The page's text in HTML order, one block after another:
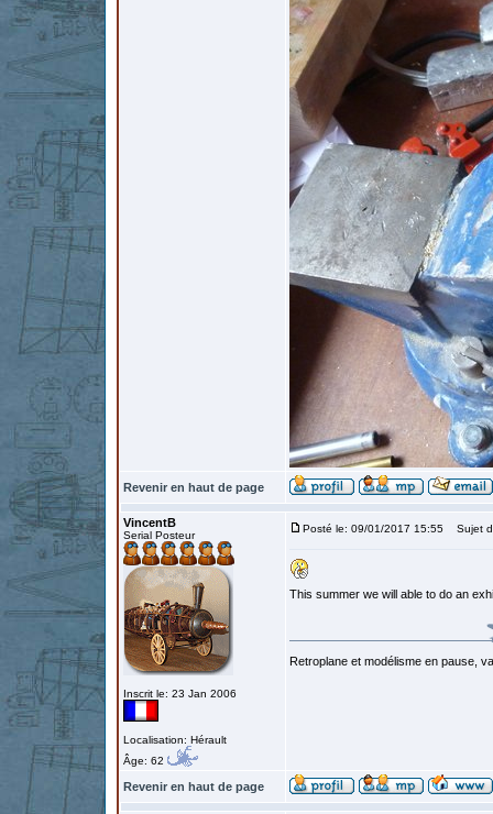
Revenir en haut de page
VincentB
Serial Posteur
Inscrit le: 23 Jan 2006
Localisation: Hérault
Âge: 62
Posté le: 09/01/2017 15:55 Sujet
This summer we will able to do an
Retroplane et modélisme en pause,
Revenir en haut de page